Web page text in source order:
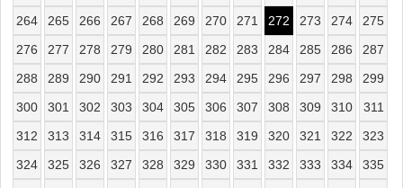
264
265 266 267 268 269 270 271 272 273 274
275
276
277 278 279 280 281 282 283 284 285 286
287
288
289 290 291 292 293 294 295 296 297 298
299
300
301 302 303 304 305 306 307 308 309 310
311
312
313 314 315 316 317 318 319 320 321 322
323
324
325 326 327 328 329 330 331 332 333 334
335